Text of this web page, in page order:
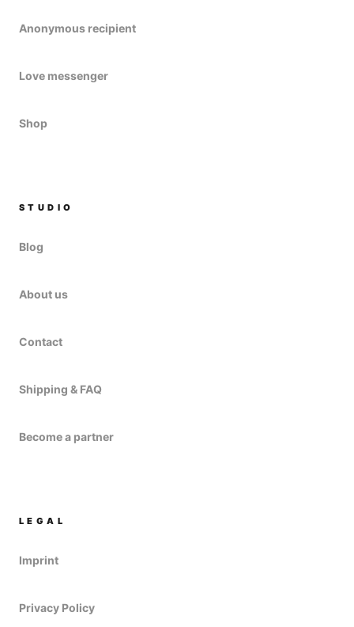
Anonymous recipient
Love messenger
Shop
STUDIO
Blog
About us
Contact
Shipping & FAQ
Become a partner
LEGAL
Imprint
Privacy Policy